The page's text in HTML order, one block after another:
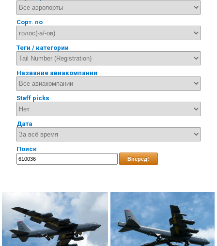
Сорт. по
Теги / категории
Название авиакомпании
Staff picks
Дата
Поиск
Вперёд!